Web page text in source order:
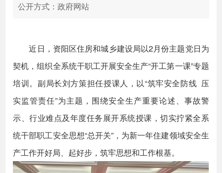
公开方式：政府网站
近日，资阳区住房和城乡建设局以2月份主题党日为
契机，组织全系统干职工开展安全生产“开工第一课”专题
培训。副局长刘方策担任授课人，以“筑牢安全防线 压
实监管责任”为主题，围绕安全生产重要论述、事故警
示、行业难点及年度任务展开系统授课，切实拧紧全系
统干部职工安全思想“总开关”，为新一年住建领域安全生
产工作开好局、起好步，筑牢思想和工作根基。